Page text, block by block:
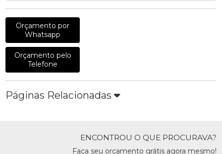
Orçamento por
Whatsapp
Orçamento pelo
Telefone
Páginas Relacionadas
ENCONTROU O QUE PROCURAVA?
Faça seu orçamento grátis agora mesmo!